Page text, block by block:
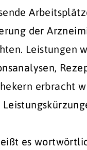
der
Leistungen
erbracht
es